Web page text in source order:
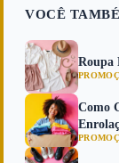
VOCÊ
Roupa
Como